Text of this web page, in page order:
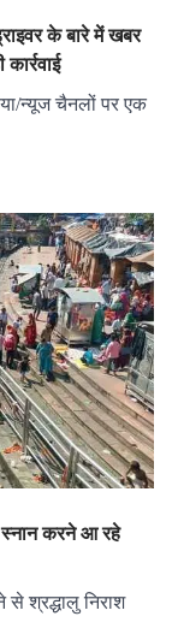
के बारे में खबर
न्यूज चैनलों पर एक
स्नान करने आ रहे
से श्रद्धालु निराश